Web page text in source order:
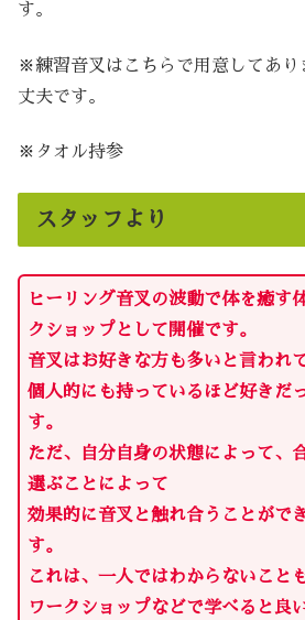
す。
※練習音叉はこちらで用意してあり
丈夫です。
※タオル持参
スタッフより
ヒーリング音叉の波動で体を癒す
クショップとして開催です。
音叉はお好きな方も多いと言われ
個人的にも持っているほど好きだ
す。
ただ、自分自身の状態によって、
選ぶことによって
効果的に音叉と触れ合うことがで
す。
これは、一人ではわからないこと
ワークショップなどで学べると良